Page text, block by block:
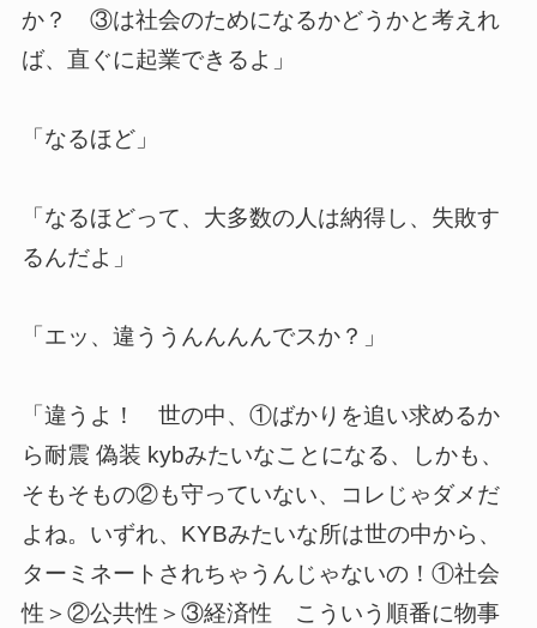
か？ ③は社会のためになるかどうかと考えれ
ば、直ぐに起業できるよ」
「なるほど」
「なるほどって、大多数の人は納得し、失敗す
るんだよ」
「エッ、違ううんんんんでスか？」
「違うよ！ 世の中、①ばかりを追い求めるか
ら耐震 偽装 kybみたいなことになる、しかも、
そもそもの②も守っていない、コレじゃダメだ
よね。いずれ、KYBみたいな所は世の中から、
ターミネートされちゃうんじゃないの！①社会
性＞②公共性＞③経済性 こういう順番に物事